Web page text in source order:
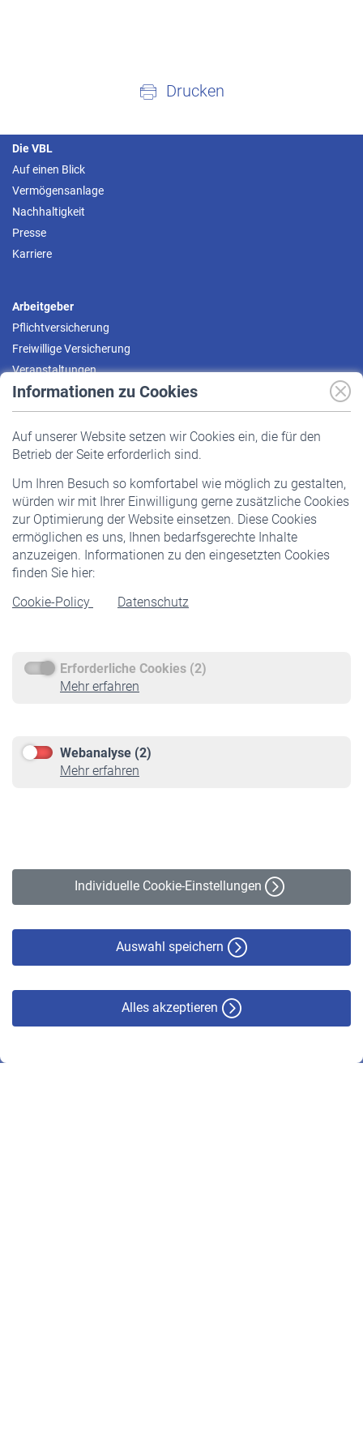
Informationen zu Cookies
Auf unserer Website setzen wir Cookies ein, die für den
Betrieb der Seite erforderlich sind.
Um Ihren Besuch so komfortabel wie möglich zu gestalten,
würden wir mit Ihrer Einwilligung gerne zusätzliche Cookies
zur Optimierung der Website einsetzen. Diese Cookies
ermöglichen es uns, Ihnen bedarfsgerechte Inhalte
anzuzeigen. Informationen zu den eingesetzten Cookies
finden Sie hier:
Cookie-Policy
Datenschutz
Erforderliche Cookies (2)
Mehr erfahren
Webanalyse (2)
Mehr erfahren
Individuelle Cookie-Einstellungen
Auswahl speichern
Alles akzeptieren
Drucken
Die VBL
Auf einen Blick
Vermögensanlage
Nachhaltigkeit
Presse
Karriere
Arbeitgeber
Pflichtversicherung
Freiwillige Versicherung
Veranstaltungen
Pflichtversicherung
Staatliche Förderung
Veranstaltungen
Rentner
Rentenbeginn
Rente beantragen
Service
Informationen
Online-Rechner
VBLnewsletter
Erklärung zur Barrierefreiheit
© VBL 2026